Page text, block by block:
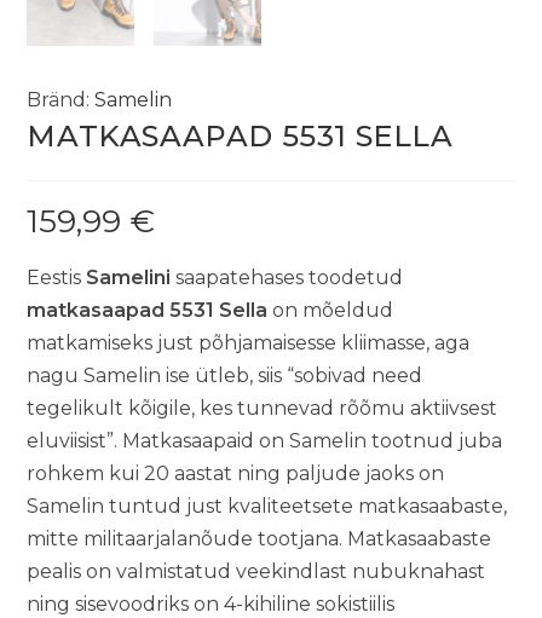
Bränd: Samelin
MATKASAAPAD 5531 SELLA
159,99 €
Eestis Samelini saapatehases toodetud
matkasaapad 5531 Sella on mõeldud
matkamiseks just põhjamaisesse kliimasse, aga
nagu Samelin ise ütleb, siis “sobivad need
tegelikult kõigile, kes tunnevad rõõmu aktiivsest
eluviisist”. Matkasaapaid on Samelin tootnud juba
rohkem kui 20 aastat ning paljude jaoks on
Samelin tuntud just kvaliteetsete matkasaabaste,
mitte militaarjalanõude tootjana. Matkasaabaste
pealis on valmistatud veekindlast nubuknahast
ning sisevoodriks on 4-kihiline sokistiilis